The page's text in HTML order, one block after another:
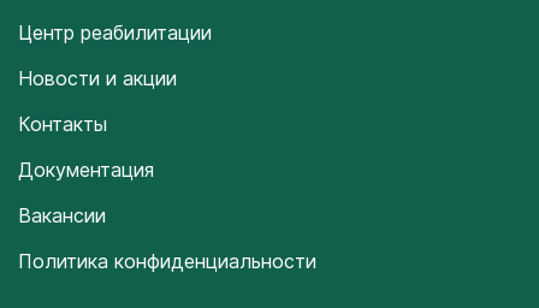
Центр реабилитации
Новости и акции
Контакты
Документация
Вакансии
Политика конфиденциальности